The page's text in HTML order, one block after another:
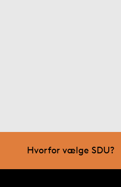
Hvorfor vælge SDU?